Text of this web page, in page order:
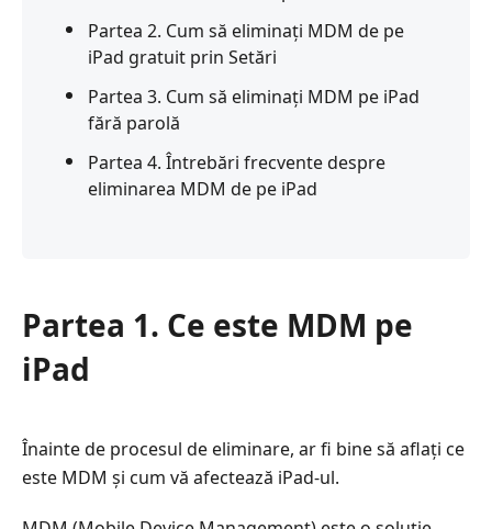
Partea 2. Cum să eliminați MDM de pe
iPad gratuit prin Setări
Partea 3. Cum să eliminați MDM pe iPad
fără parolă
Partea 4. Întrebări frecvente despre
eliminarea MDM de pe iPad
Partea 1. Ce este MDM pe
iPad
Înainte de procesul de eliminare, ar fi bine să aflați ce
este MDM și cum vă afectează iPad-ul.